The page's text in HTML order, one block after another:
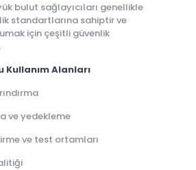
bulut sağlayıcıları genellikle
standartlarına sahiptir ve
için çeşitli güvenlik
Kullanım Alanları
ve yedekleme
ve test ortamları